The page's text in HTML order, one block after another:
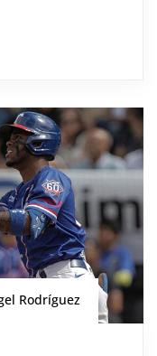
Rodríguez